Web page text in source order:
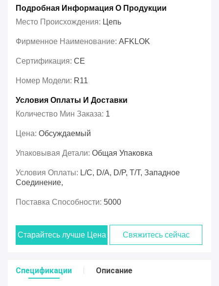
Подробная Информация О Продукции
Место Происхождения: Цепь
Фирменное Наименование: AFKLOK
Сертификация: CE
Номер Модели: R11
Условия Оплаты И Доставки
Количество Мин Заказа: 1
Цена: Обсуждаемый
Упаковывая Детали: Общая Упаковка
Условия Оплаты: L/C, D/A, D/P, T/T, Западное
Соединение,
Поставка Способности: 5000
Старайтесь лучше Цена Свяжитесь сейчас
Спецификации Описание